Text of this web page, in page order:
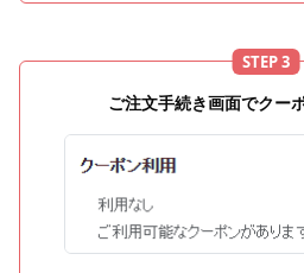
ご注文手続き画面でクー
STEP 3